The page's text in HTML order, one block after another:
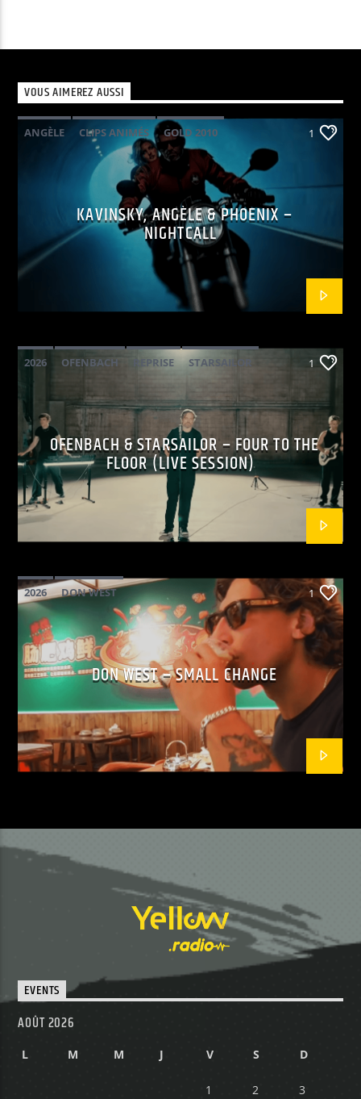
VOUS AIMEREZ AUSSI
ANGÈLE CLIPS ANIMÉS
GOLD 2010
PHOENIX POP ELECTRO
1
KAVINSKY, ANGÈLE & PHOENIX –
NIGHTCALL
2026 OFENBACH REPRISE STARSAILOR 1
OFENBACH & STARSAILOR – FOUR TO THE
FLOOR (LIVE SESSION)
2026
DON WEST
MAINSQUARE FESTIVAL 2026
POP
1
DON WEST – SMALL CHANGE
EVENTS
AOÛT 2026
L M M J V S D
1 2
3